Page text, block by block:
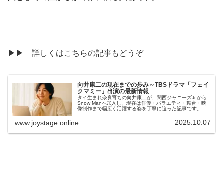
▶▶ 詳しくはこちらの記事もどうぞ
向井康二の現在までの歩み～TBSドラマ「フェイ
クマミー」出演の最新情報
タイ生まれ奈良育ちの向井康二が、関西ジャニーズJr.から
Snow Manへ加入し、現在は俳優・バラエティ・舞台・映
像制作まで幅広く活躍する姿を丁寧に追った記事です。ム
活、全国ツアーやドラマ『フェイクマミー』での役柄ま
で、多面的な成長の軌跡を網羅。
www.joystage.online 2025.10.07